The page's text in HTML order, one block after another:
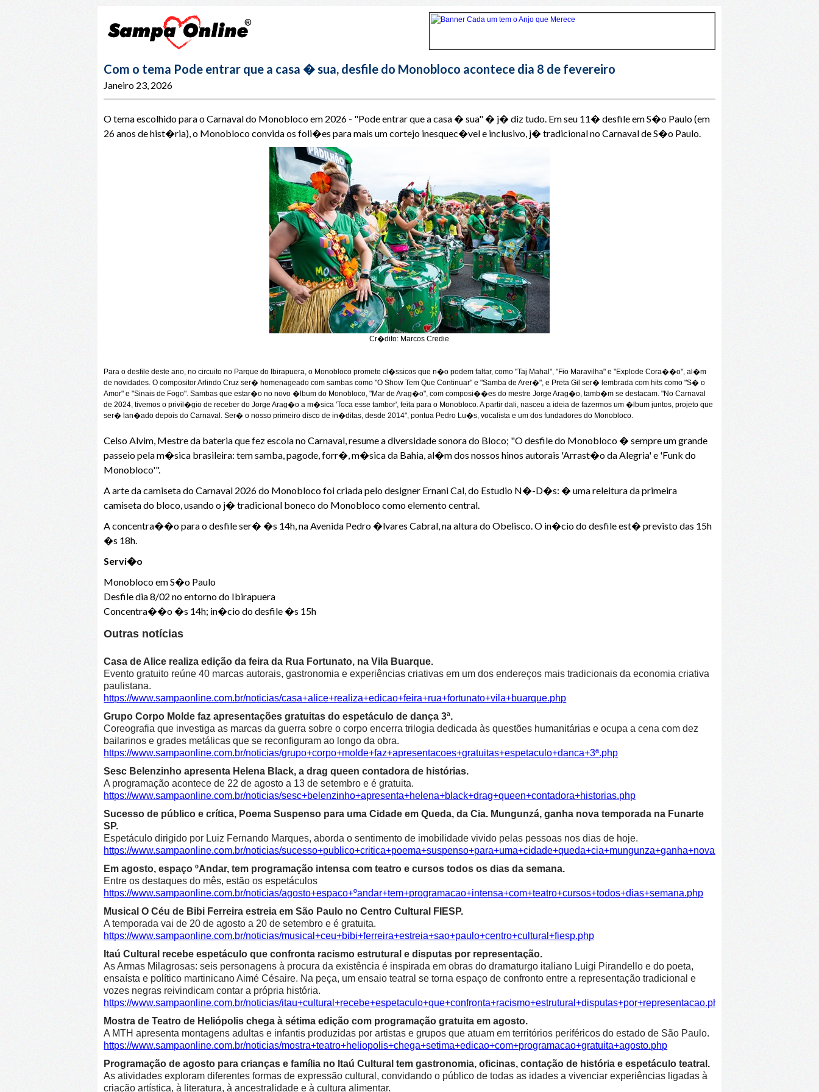
Com o tema Pode entrar que a casa � sua, desfile do Monobloco acontece dia 8 de fevereiro
Janeiro 23, 2026
O tema escolhido para o Carnaval do Monobloco em 2026 - "Pode entrar que a casa � sua" � j� diz tudo. Em seu 11� desfile em S�o Paulo (em
26 anos de hist�ria), o Monobloco convida os foli�es para mais um cortejo inesquec�vel e inclusivo, j� tradicional no Carnaval de S�o Paulo.
Cr�dito: Marcos Credie
Para o desfile deste ano, no circuito no Parque do Ibirapuera, o Monobloco promete cl�ssicos que n�o podem faltar, como "Taj Mahal", "Fio Maravilha" e "Explode Cora��o", al�m
de novidades. O compositor Arlindo Cruz ser� homenageado com sambas como "O Show Tem Que Continuar" e "Samba de Arer�", e Preta Gil ser� lembrada com hits como "S� o
Amor" e "Sinais de Fogo". Sambas que estar�o no novo �lbum do Monobloco, "Mar de Arag�o", com composi��es do mestre Jorge Arag�o, tamb�m se destacam. "No Carnaval
de 2024, tivemos o privil�gio de receber do Jorge Arag�o a m�sica 'Toca esse tambor', feita para o Monobloco. A partir dali, nasceu a ideia de fazermos um �lbum juntos, projeto que
ser� lan�ado depois do Carnaval. Ser� o nosso primeiro disco de in�ditas, desde 2014", pontua Pedro Lu�s, vocalista e um dos fundadores do Monobloco.
Celso Alvim, Mestre da bateria que fez escola no Carnaval, resume a diversidade sonora do Bloco; "O desfile do Monobloco � sempre um grande
passeio pela m�sica brasileira: tem samba, pagode, forr�, m�sica da Bahia, al�m dos nossos hinos autorais 'Arrast�o da Alegria' e 'Funk do
Monobloco'".
A arte da camiseta do Carnaval 2026 do Monobloco foi criada pelo designer Ernani Cal, do Estudio N�-D�s: � uma releitura da primeira
camiseta do bloco, usando o j� tradicional boneco do Monobloco como elemento central.
A concentra��o para o desfile ser� �s 14h, na Avenida Pedro �lvares Cabral, na altura do Obelisco. O in�cio do desfile est� previsto das 15h
�s 18h.
Servi�o
Monobloco em S�o Paulo
Desfile dia 8/02 no entorno do Ibirapuera
Concentra��o �s 14h; in�cio do desfile �s 15h
Outras notícias
Casa de Alice realiza edição da feira da Rua Fortunato, na Vila Buarque.
Evento gratuito reúne 40 marcas autorais, gastronomia e experiências criativas em um dos endereços mais tradicionais da economia criativa
paulistana.
https://www.sampaonline.com.br/noticias/casa+alice+realiza+edicao+feira+rua+fortunato+vila+buarque.php
Grupo Corpo Molde faz apresentações gratuitas do espetáculo de dança 3ª.
Coreografia que investiga as marcas da guerra sobre o corpo encerra trilogia dedicada às questões humanitárias e ocupa a cena com dez
bailarinos e grades metálicas que se reconfiguram ao longo da obra.
https://www.sampaonline.com.br/noticias/grupo+corpo+molde+faz+apresentacoes+gratuitas+espetaculo+danca+3ª.php
Sesc Belenzinho apresenta Helena Black, a drag queen contadora de histórias.
A programação acontece de 22 de agosto a 13 de setembro e é gratuita.
https://www.sampaonline.com.br/noticias/sesc+belenzinho+apresenta+helena+black+drag+queen+contadora+historias.php
Sucesso de público e crítica, Poema Suspenso para uma Cidade em Queda, da Cia. Mungunzá, ganha nova temporada na Funarte
SP.
Espetáculo dirigido por Luiz Fernando Marques, aborda o sentimento de imobilidade vivido pelas pessoas nos dias de hoje.
https://www.sampaonline.com.br/noticias/
Em agosto, espaço ºAndar, tem programação intensa com teatro e cursos todos os dias da semana.
Entre os destaques do mês, estão os espetáculos
https://www.sampaonline.com.br/noticias/agosto+espaco+ºandar+tem+programacao+intensa+com+teatro+cursos+todos+dias+semana.php
Musical O Céu de Bibi Ferreira estreia em São Paulo no Centro Cultural FIESP.
A temporada vai de 20 de agosto a 20 de setembro e é gratuita.
https://www.sampaonline.com.br/noticias/musical+ceu+bibi+ferreira+estreia+sao+paulo+centro+cultural+fiesp.php
Itaú Cultural recebe espetáculo que confronta racismo estrutural e disputas por representação.
As Armas Milagrosas: seis personagens à procura da existência é inspirada em obras do dramaturgo italiano Luigi Pirandello e do poeta,
ensaísta e político martinicano Aimé Césaire. Na peça, um ensaio teatral se torna espaço de confronto entre a representação tradicional e
vozes negras reivindicam contar a própria história.
https://www.sampaonline.com.br/noticias/itau+cultural+recebe+espetaculo+que+confronta+racismo+estrutural+disputas+por+representacao.php
Mostra de Teatro de Heliópolis chega à sétima edição com programação gratuita em agosto.
A MTH apresenta montagens adultas e infantis produzidas por artistas e grupos que atuam em territórios periféricos do estado de São Paulo.
https://www.sampaonline.com.br/noticias/mostra+teatro+heliopolis+chega+setima+edicao+com+programacao+gratuita+agosto.php
Programação de agosto para crianças e família no Itaú Cultural tem gastronomia, oficinas, contação de história e espetáculo teatral.
As atividades exploram diferentes formas de expressão cultural, convidando o público de todas as idades a vivenciar experiências ligadas à
criação artística, à literatura, à ancestralidade e à cultura alimentar.